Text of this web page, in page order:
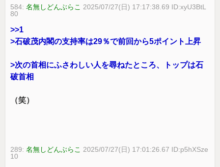
584:名無しどんぶらこ 2025/07/27(日) 17:17:38.69 ID:xyU3BtL
80
>>1
>石破茂内閣の支持率は29％で前回から5ポイント上昇
>次の首相にふさわしい人を尋ねたところ、トップは石
破首相
（笑）
289:名無しどんぶらこ 2025/07/27(日) 17:01:26.67 ID:p5hXSze
10